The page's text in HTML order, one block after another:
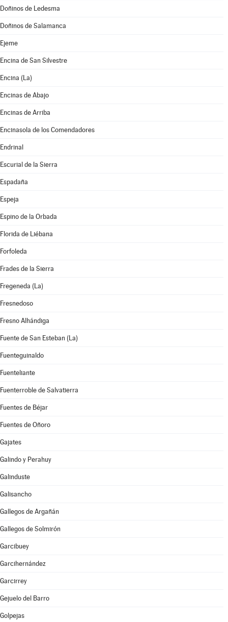
Doñinos de Ledesma
Doñinos de Salamanca
Ejeme
Encina de San Silvestre
Encina (La)
Encinas de Abajo
Encinas de Arriba
Encinasola de los Comendadores
Endrinal
Escurial de la Sierra
Espadaña
Espeja
Espino de la Orbada
Florida de Liébana
Forfoleda
Frades de la Sierra
Fregeneda (La)
Fresnedoso
Fresno Alhándiga
Fuente de San Esteban (La)
Fuenteguinaldo
Fuenteliante
Fuenterroble de Salvatierra
Fuentes de Béjar
Fuentes de Oñoro
Gajates
Galindo y Perahuy
Galinduste
Galisancho
Gallegos de Argañán
Gallegos de Solmirón
Garcibuey
Garcihernández
Garcirrey
Gejuelo del Barro
Golpejas